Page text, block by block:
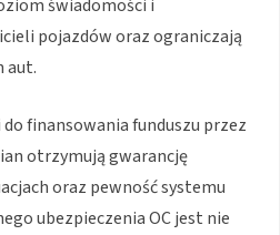
świadomości i
pojazdów oraz ograniczają
aut.
finansowania funduszu przez
otrzymują gwarancję
oraz pewność systemu
ubezpieczenia OC jest nie